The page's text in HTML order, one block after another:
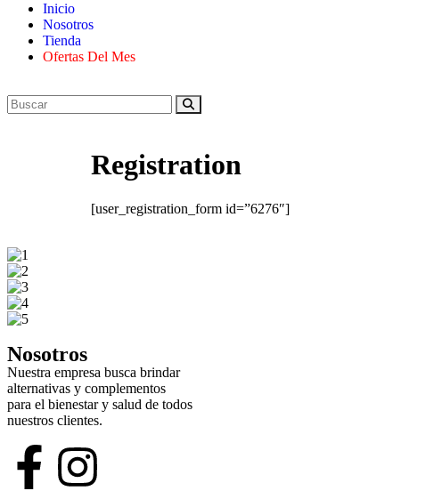
Inicio
Nosotros
Tienda
Ofertas Del Mes
Registration
[user_registration_form id=”6276″]
Nosotros
Nuestra empresa busca brindar
alternativas y complementos
para el bienestar y salud de todos
nuestros clientes.